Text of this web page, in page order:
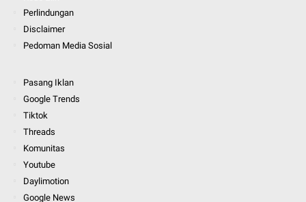
Perlindungan
Disclaimer
Pedoman Media Sosial
Pasang Iklan
Google Trends
Tiktok
Threads
Komunitas
Youtube
Daylimotion
Google News